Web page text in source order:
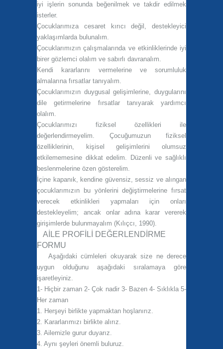
iyi işlerin sonunda beğenilmek ve takdir edilmek
isterler.
Çocuklarımıza cesaret kırıcı değil, destekleyici
yaklaşımlarda bulunalım.
Çocuklarımızın çalışmalarında ve etkinliklerinde iyi
birer gözlemci olalım ve sabırlı davranalım.
Kendi kararlarını vermelerine ve sorumluluk
almalarına fırsatlar tanıyalım.
Çocuklarımızın duygusal gelişimlerine, duygularını
dile getirmelerine fırsatlar tanıyarak yardımcı
olalım.
Çocuklarımızı fiziksel özellikleri ile
değerlendirmeyelim. Çocuğumuzun fiziksel
özelliklerinin, kişisel gelişimlerini olumsuz
etkilememesine dikkat edelim. Düzenli ve sağlıklı
beslenmelerine özen gösterelim.
İçine kapanık, kendine güvensiz, sessiz ve alıngan
çocuklarımızın bu yönlerini değiştirmelerine fırsat
verecek etkinlikleri yapmaları için onları
destekleyelim; ancak onlar adına karar vererek
girişimlerde bulunmayalım (Kılıçcı, 1990).
AİLE PROFİLİ DEĞERLENDİRME
FORMU
Aşağıdaki cümleleri okuyarak size ne derece
uygun olduğunu aşağıdaki sıralamaya göre
işaretleyiniz.
1- Hiçbir zaman 2- Çok nadir 3- Bazen 4- Sıklıkla5-
Her zaman
1. Herşeyi birlikte yapmaktan hoşlanırız.
2. Kararlarımızı birlikte alırız.
3. Ailemizle gurur duyarız.
4. Aynı şeyleri önemli buluruz.